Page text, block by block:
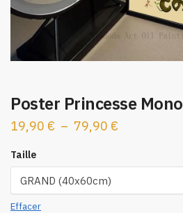
Poster Princesse
19,90 € – 79,90 €Plage
Taille
Effacer